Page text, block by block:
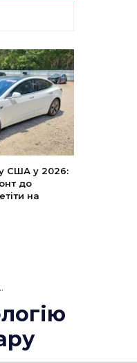
США у 2026:
до
на